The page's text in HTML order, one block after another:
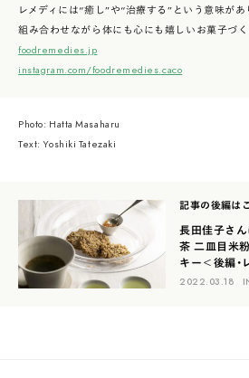
レメディには“癒し”や“治療する”という意味が
組み合わせながら体にも心にも嬉しいお菓子づく
foodremedies.jp
instagram.com/foodremedies.caco
Photo: Hatta Masaharu
Text: Yoshiki Tatezaki
記事の後編は
長田佳子さ
茶 二皿目米
キー＜後編・
2022.03.18